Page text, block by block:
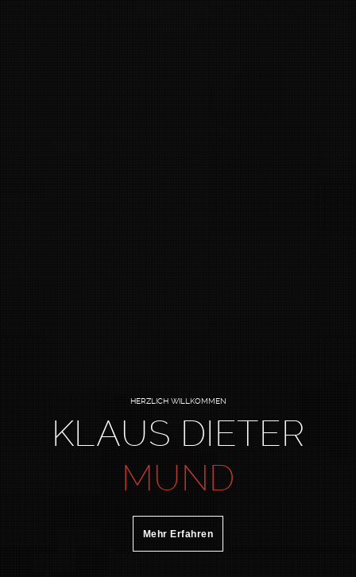
HERZLICH WILLKOMMEN
KLAUS DIETER
MUND
Mehr Erfahren